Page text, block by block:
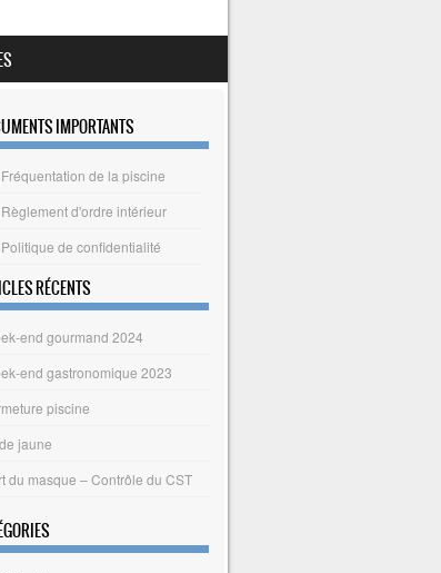
IMPORTANTS
Fréquentation de la piscine
Règlement d'ordre intérieur
Politique de confidentialité
RÉCENTS
end gourmand 2024
end gastronomique 2023
piscine
jaune
du masque – Contrôle du CST